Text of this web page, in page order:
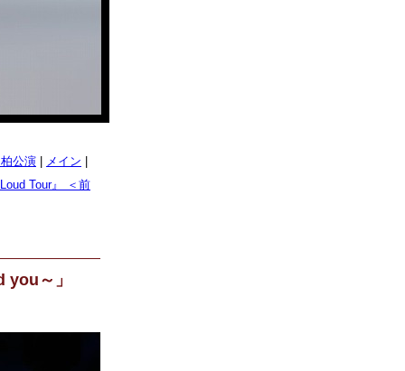
公演 メイン
Tour』 ＜前
～」